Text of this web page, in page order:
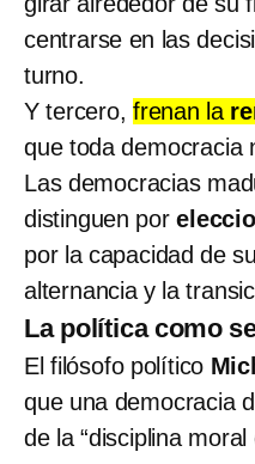
centrarse en las
turno.
Y tercero,frenan la
que toda democracia
Las democracias
distinguen por
por la capacidad de
alternancia y la
La política como
El filósofo político
que una democracia
de la “disciplina